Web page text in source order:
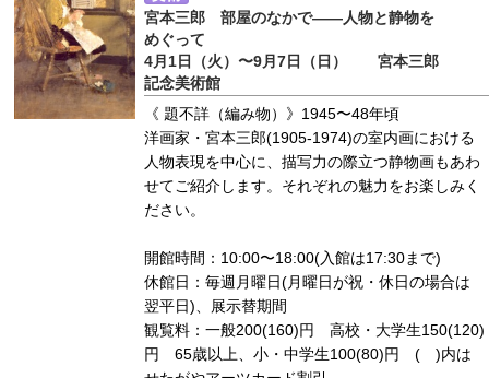
宮本三郎 部屋のなかで――人物と静物を
めぐって
4月1日（火）〜9月7日（日） 宮本三郎
記念美術館
《 題不詳（編み物）》1945〜48年頃
洋画家・宮本三郎(1905-1974)の室内画における
人物表現を中心に、描写力の際立つ静物画もあわ
せてご紹介します。それぞれの魅力をお楽しみく
ださい。
開館時間：10:00〜18:00(入館は17:30まで)
休館日：毎週月曜日(月曜日が祝・休日の場合は
翌平日)、展示替期間
観覧料：一般200(160)円 高校・大学生150(120)
円 65歳以上、小・中学生100(80)円 ( )内は